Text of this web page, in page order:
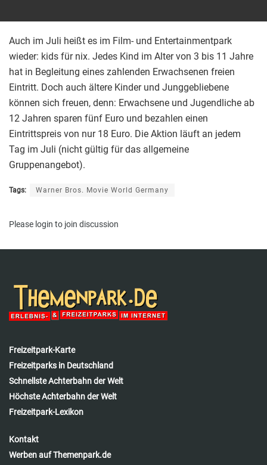
Auch im Juli heißt es im Film- und Entertainmentpark
wieder: kids für nix. Jedes Kind im Alter von 3 bis 11 Jahre
hat in Begleitung eines zahlenden Erwachsenen freien
Eintritt. Doch auch ältere Kinder und Junggebliebene
können sich freuen, denn: Erwachsene und Jugendliche ab
12 Jahren sparen fünf Euro und bezahlen einen
Eintrittspreis von nur 18 Euro. Die Aktion läuft an jedem
Tag im Juli (nicht gültig für das allgemeine
Gruppenangebot).
Tags: Warner Bros. Movie World Germany
Please login to join discussion
Freizeitpark-Karte
Freizeitparks in Deutschland
Schnellste Achterbahn der Welt
Höchste Achterbahn der Welt
Freizeitpark-Lexikon
Kontakt
Werben auf Themenpark.de